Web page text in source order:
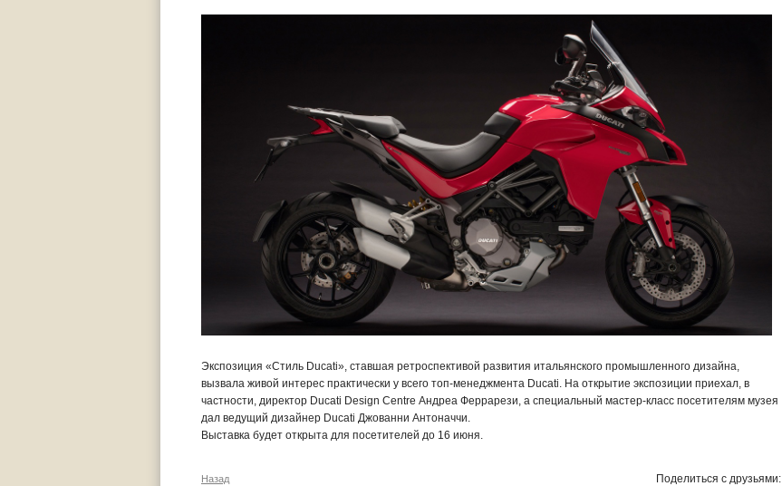
Экспозиция «Стиль Ducati», ставшая ретроспективой развития итальянского промышленного дизайна,
вызвала живой интерес практически у всего топ-менеджмента Ducati. На открытие экспозиции приехал, в
частности, директор Ducati Design Centre Андреа Феррарези, а специальный мастер-класс посетителям музея
дал ведущий дизайнер Ducati Джованни Антоначчи.
Выставка будет открыта для посетителей до 16 июня.
Назад Поделиться с друзьями: